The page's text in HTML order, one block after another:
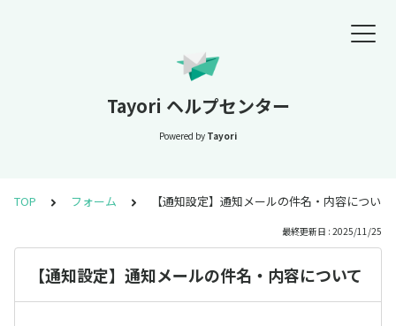
Tayori ヘルプセンター
Powered by Tayori
TOP フォーム 【通知設定】通知メールの件名・内容について
最終更新日 : 2025/11/25
【通知設定】通知メールの件名・内容について